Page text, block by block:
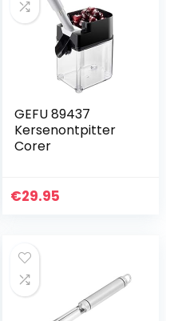
GEFU 89437
Kersenontpitter
Corer
€29.95